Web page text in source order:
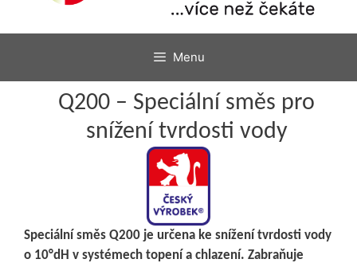
Menu
Q200 – Speciální směs pro
snížení tvrdosti vody
Speciální směs Q200 je určena ke snížení tvrdosti vody
o 10°dH v systémech topení a chlazení. Zabraňuje